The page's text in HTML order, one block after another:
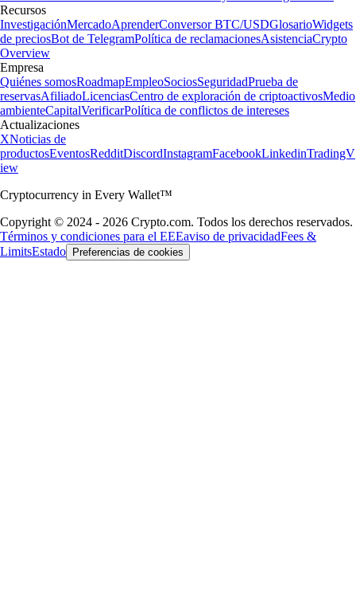
Recursos
InvestigaciónMercadoAprenderConversor BTC/USDGlosarioWidgets
de preciosBot de TelegramPolítica de reclamacionesAsistenciaCrypto
Overview
Empresa
Quiénes somosRoadmapEmpleoSociosSeguridadPrueba de
reservasAfiliadoLicenciasCentro de exploración de criptoactivosMedio
ambienteCapitalVerificarPolítica de conflictos de intereses
Actualizaciones
XNoticias de
productosEventosRedditDiscordInstagramFacebookLinkedinTradingV
iew
Cryptocurrency in Every Wallet™
Copyright © 2024 - 2026 Crypto.com. Todos los derechos reservados.
Términos y condiciones para el EEEaviso de privacidadFees &
LimitsEstado Preferencias de cookies